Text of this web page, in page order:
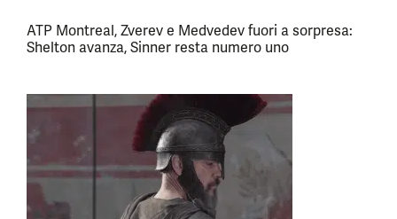
ATP Montreal, Zverev e Medvedev fuori a sorpresa:
Shelton avanza, Sinner resta numero uno